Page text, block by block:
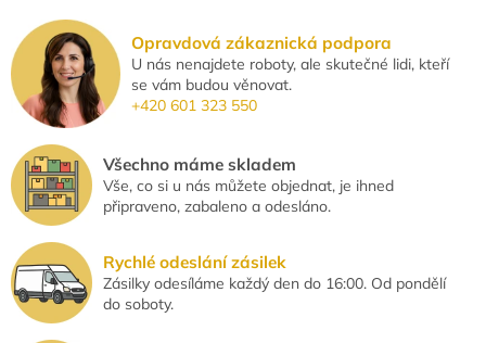
Opravdová zákaznická podpora
U nás nenajdete roboty, ale skutečné lidi, kteří
se vám budou věnovat.
+420 601 323 550
Všechno máme skladem
Vše, co si u nás můžete objednat, je ihned
připraveno, zabaleno a odesláno.
Rychlé odeslání zásilek
Zásilky odesíláme každý den do 16:00. Od pondělí
do soboty.